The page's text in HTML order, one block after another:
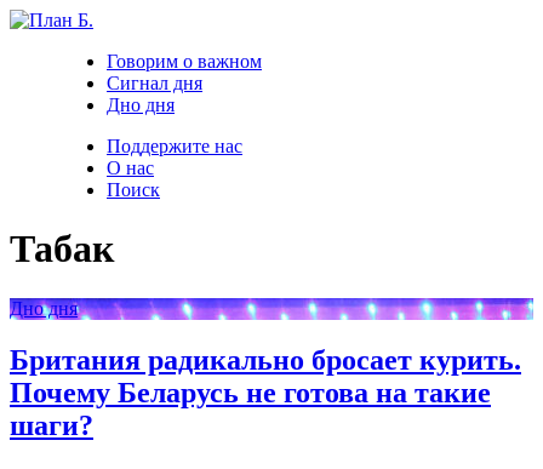
Говорим о важном
Сигнал дня
Дно дня
Поддержите нас
О нас
Поиск
Табак
Дно дня
Британия радикально бросает курить.
Почему Беларусь не готова на такие
шаги?